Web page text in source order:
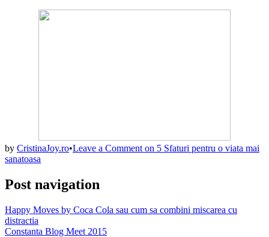
by CristinaJoy.ro•Leave a Comment on 5 Sfaturi pentru o viata mai
sanatoasa
Post navigation
Happy Moves by Coca Cola sau cum sa combini miscarea cu
distractia
Constanta Blog Meet 2015